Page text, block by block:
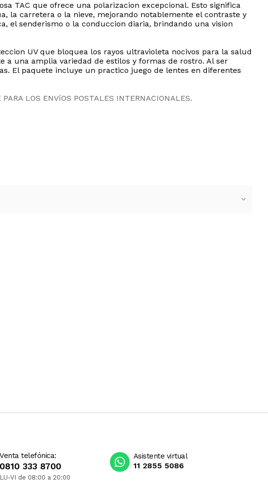
TAC que ofrece una polarizacion excepcional. Esto significa
la carretera o la nieve, mejorando notablemente el contraste y
el senderismo o la conduccion diaria, brindando una vision
UV que bloquea los rayos ultravioleta nocivos para la salud
a una amplia variedad de estilos y formas de rostro. Al ser
El paquete incluye un practico juego de lentes en diferentes
LOS ENVíOS POSTALES INTERNACIONALES.
Venta telefónica:
0810 333 8700
LU-VI de 08:00 a 20:00
Asistente virtual
11 2855 5086